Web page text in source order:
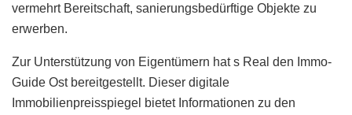
vermehrt Bereitschaft, sanierungsbedürftige Objekte zu
erwerben.
Zur Unterstützung von Eigentümern hat s Real den Immo-
Guide Ost bereitgestellt. Dieser digitale
Immobilienpreisspiegel bietet Informationen zu den